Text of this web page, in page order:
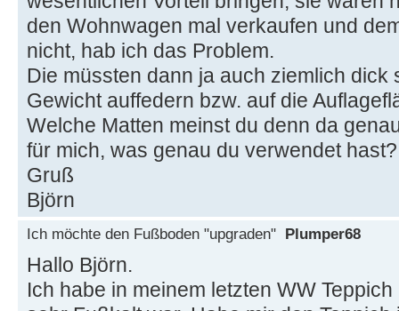
den Wohnwagen mal verkaufen und
nicht, hab ich das Problem.
Die müssten dann ja auch ziemlich dick
Gewicht auffedern bzw. auf die
Welche Matten meinst du denn da
für mich, was genau du verwendet hast?
Gruß
Björn
Ich möchte den Fußboden "upgraden" Plumper68
Hallo Björn.
Ich habe in meinem letzten WW